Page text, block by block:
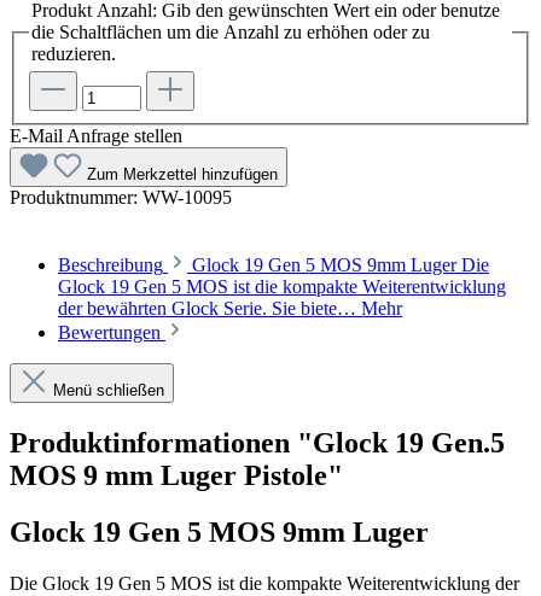
Produkt Anzahl: Gib den gewünschten Wert ein oder benutze
die Schaltflächen um die Anzahl zu erhöhen oder zu
reduzieren.
E-Mail Anfrage stellen
Zum Merkzettel hinzufügen
Produktnummer: WW-10095
Beschreibung
Glock 19 Gen 5 MOS 9mm Luger Die
Glock 19 Gen 5 MOS ist die kompakte Weiterentwicklung
der bewährten Glock Serie. Sie biete… Mehr
Bewertungen
Menü schließen
Produktinformationen "Glock 19 Gen.5
MOS 9 mm Luger Pistole"
Glock 19 Gen 5 MOS 9mm Luger
Die Glock 19 Gen 5 MOS ist die kompakte Weiterentwicklung der